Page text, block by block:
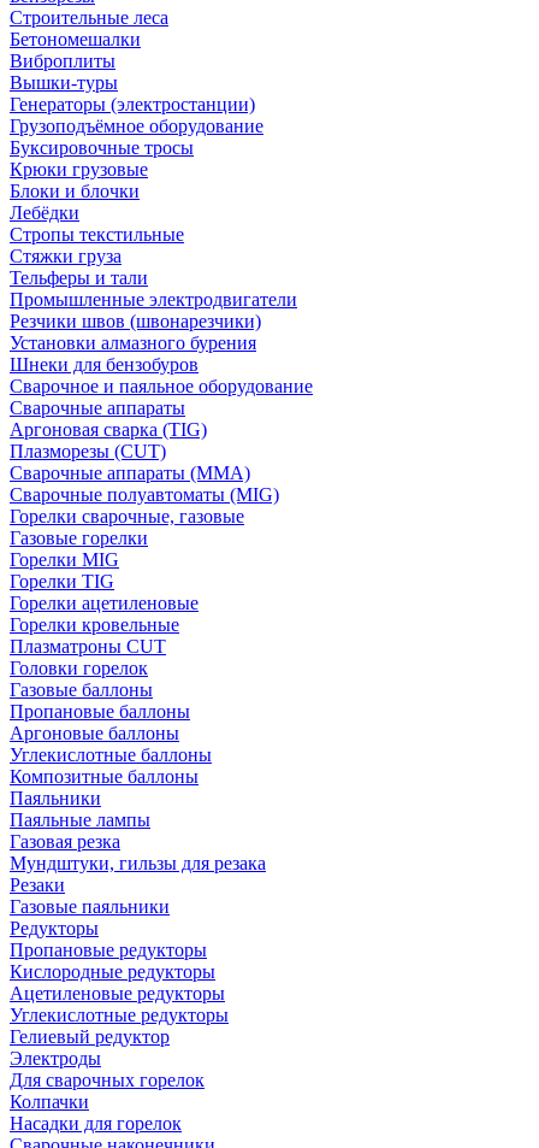
Строительные леса
Бетономешалки
Виброплиты
Вышки-туры
Генераторы (электростанции)
Грузоподъёмное оборудование
Буксировочные тросы
Крюки грузовые
Блоки и блочки
Лебёдки
Стропы текстильные
Стяжки груза
Тельферы и тали
Промышленные электродвигатели
Резчики швов (швонарезчики)
Установки алмазного бурения
Шнеки для бензобуров
Сварочное и паяльное оборудование
Сварочные аппараты
Аргоновая сварка (TIG)
Плазморезы (CUT)
Сварочные аппараты (MMA)
Сварочные полуавтоматы (MIG)
Горелки сварочные, газовые
Газовые горелки
Горелки MIG
Горелки TIG
Горелки ацетиленовые
Горелки кровельные
Плазматроны CUT
Головки горелок
Газовые баллоны
Пропановые баллоны
Аргоновые баллоны
Углекислотные баллоны
Композитные баллоны
Паяльники
Паяльные лампы
Газовая резка
Мундштуки, гильзы для резака
Резаки
Газовые паяльники
Редукторы
Пропановые редукторы
Кислородные редукторы
Ацетиленовые редукторы
Углекислотные редукторы
Гелиевый редуктор
Электроды
Для сварочных горелок
Колпачки
Насадки для горелок